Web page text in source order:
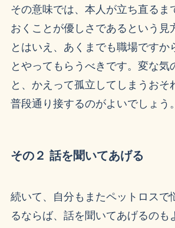
その意味では、本人が立ち直るま
おくことが優しさであるという見
とはいえ、あくまでも職場ですか
とやってもらうべきです。変な気
と、かえって孤立してしまうおそ
普段通り接するのがよいでしょう。
その２ 話を聞いてあげる
続いて、自分もまたペットロスで
るならば、話を聞いてあげるのも